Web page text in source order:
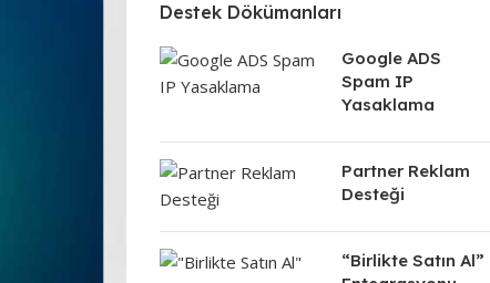
Destek Dökümanları
Google ADS
Spam IP
Yasaklama
Partner Reklam
Desteği
“Birlikte Satın Al”